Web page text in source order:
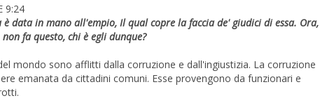
9:24
è data in mano all'empio, Il qual copre la faccia de' giudici di essa. Ora,
fa questo, chi è egli dunque?
mondo sono afflitti dalla corruzione e dall'ingiustizia. La corruzione
emanata da cittadini comuni. Esse provengono da funzionari e